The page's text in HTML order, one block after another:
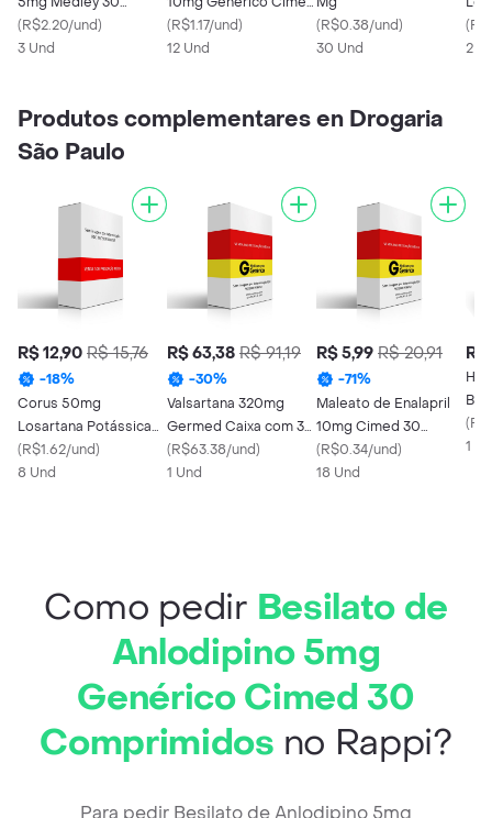
Comprimidos
(R$2.20/und)
3 Und
30 Comprimidos
(R$1.17/und)
12 Und
(R$0.38/und)
30 Und
(
2
Produtos complementares en Drogaria
São Paulo
R$ 12,90 R$ 15,76
-18%
Corus 50mg
Losartana Potássica
Aché Caixa 30
Comprimidos
(R$1.62/und)
8 Und
R$ 63,38 R$ 91,19
-30%
Valsartana 320mg
Germed Caixa com 30
Comprimidos
Revestidos
(R$63.38/und)
1 Und
R$ 5,99 R$ 20,91
-71%
Maleato de Enalapril
10mg Cimed 30
Comprimidos
(R$0.34/und)
18 Und
R$
(
1
Como pedir Besilato de
Anlodipino 5mg
Genérico Cimed 30
Comprimidos no Rappi?
Para pedir Besilato de Anlodipino 5mg